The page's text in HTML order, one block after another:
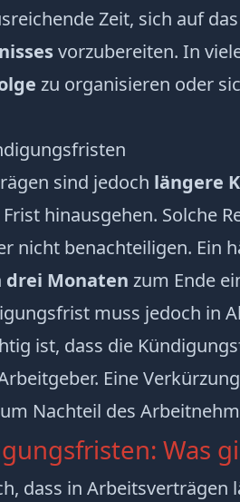
Zeit, sich auf
vorzubereiten. In
zu organisieren oder
sind jedoch längere
hinausgehen. Solche
nicht benachteiligen. Ein
drei Monaten zum Ende
muss jedoch in
ist, dass die
Eine
Nachteil des
Was
dass in Arbeitsverträgen